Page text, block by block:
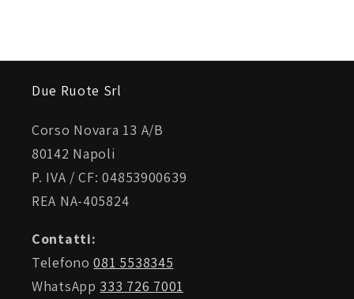
Due Ruote Srl
Corso Novara 13 A/B
80142 Napoli
P. IVA / CF: 04853900639
REA NA-405824
Contatti:
Telefono081 5538345
WhatsApp 333 726 7001